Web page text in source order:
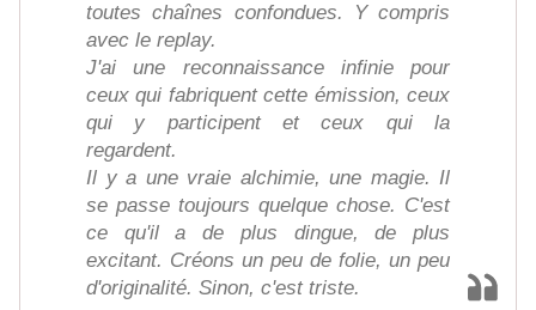
toutes chaînes confondues. Y compris
avec le replay.
J'ai une reconnaissance infinie pour
ceux qui fabriquent cette émission, ceux
qui y participent et ceux qui la
regardent.
Il y a une vraie alchimie, une magie. Il
se passe toujours quelque chose. C'est
ce qu'il a de plus dingue, de plus
excitant. Créons un peu de folie, un peu
d'originalité. Sinon, c'est triste.